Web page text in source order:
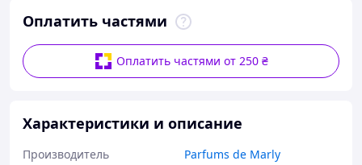
Оплатить частями
Оплатить частями от 250 ₴
Характеристики и описание
Производитель
Parfums de Marly